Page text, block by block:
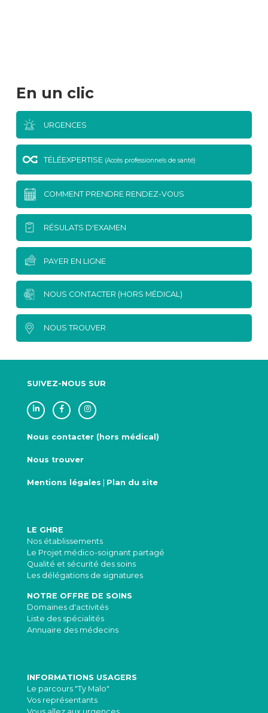
En un clic
URGENCES
TÉLÉEXPERTISE (Accès professionnels de santé)
COMMENT PRENDRE RENDEZ-VOUS
RÉSULATS D'EXAMEN
PAYER EN LIGNE
NOUS CONTACTER (HORS MÉDICAL)
NOUS TROUVER
SUIVEZ-NOUS SUR
Nous contacter (hors médical)
Nous trouver
Mentions légales | Plan du site
LE GHRE
Nos établissements
Le Projet médico-soignant partagé
Qualité et sécurité des soins
Les délégations de signatures
NOTRE OFFRE DE SOINS
Domaines d'activités
Liste des spécialités
Annuaire des médecins
INFORMATIONS USAGERS
Le parcours "Ty Malo"
Vos représentants